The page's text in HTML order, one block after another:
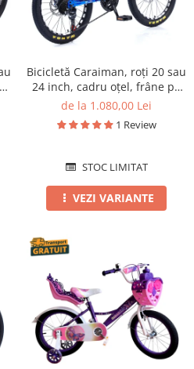
Bicicletă Caraiman, roți 20 sau
24 inch, cadru oțel, frâne pe
disc, albastră
de la 1.080,00 Lei
1 Review
STOC LIMITAT
VEZI VARIANTE